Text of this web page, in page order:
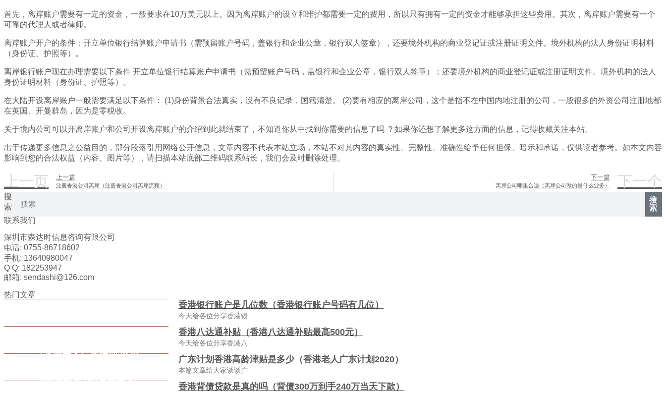
首先，离岸账户需要有一定的资金，一般要求在10万美元以上。因为离岸账户的设立和维护都需要一定的费用，所以只有拥有一定的资金才能够承担这些费用。其次，离岸账户需要有一个
可靠的代理人或者律师。
离岸账户开户的条件：开立单位银行结算账户申请书（需预留账户号码，盖银行和企业公章，银行双人签章），还要境外机构的商业登记证或注册证明文件。境外机构的法人身份证明材料
（身份证、护照等）。
离岸银行账户现在办理需要以下条件 开立单位银行结算账户申请书（需预留账户号码，盖银行和企业公章，银行双人签章）；还要境外机构的商业登记证或注册证明文件。境外机构的法人
身份证明材料（身份证、护照等）。
在大陆开设离岸账户一般需要满足以下条件： (1)身份背景合法真实，没有不良记录，国籍清楚。 (2)要有相应的离岸公司，这个是指不在中国内地注册的公司，一般很多的外资公司注册地都
在英国、开曼群岛，因为是零税收。
关于境内公司可以开离岸账户和公司开设离岸账户的介绍到此就结束了，不知道你从中找到你需要的信息了吗 ？如果你还想了解更多这方面的信息，记得收藏关注本站。
出于传递更多信息之公益目的，部分段落引用网络公开信息，文章内容不代表本站立场，本站不对其内容的真实性、完整性、准确性给予任何担保、暗示和承诺，仅供读者参考。如本文内容
影响到您的合法权益（内容、图片等），请扫描本站底部二维码联系站长，我们会及时删除处理。
上一页 上一篇
注册香港公司离岸（注册香港公司离岸流程）
下一篇
离岸公司哪里合适（离岸公司做的是什么业务） 下一个
搜
索
搜
索
联系我们
深圳市森达时信息咨询有限公司
电话: 0755-86718602
手机: 13640980047
Q Q: 182253947
邮箱: sendashi@126.com
热门文章
香港银行账户是几位数（香港银行账户号码有几位）
今天给各位分享香港银
香港八达通补贴（香港八达通补贴最高500元）
今天给各位分享香港八
广东计划香港高龄津贴是多少（香港老人广东计划2020）
本篇文章给大家谈谈广
香港背债贷款是真的吗（背债300万到手240万当天下款）